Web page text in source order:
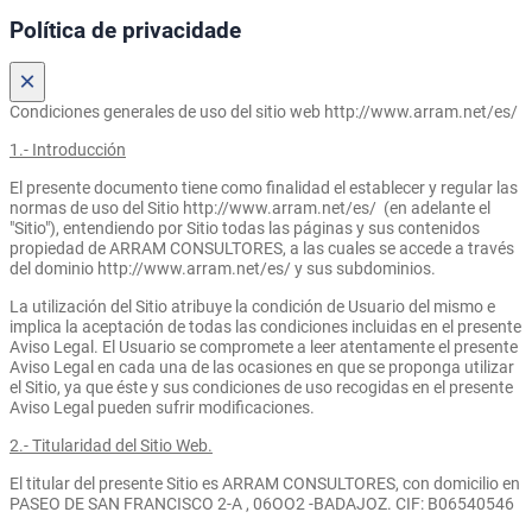
Política de privacidade
×
Condiciones generales de uso del sitio web http://www.arram.net/es/
1.- Introducción
El presente documento tiene como finalidad el establecer y regular las
normas de uso del Sitio http://www.arram.net/es/ (en adelante el
"Sitio"), entendiendo por Sitio todas las páginas y sus contenidos
propiedad de ARRAM CONSULTORES, a las cuales se accede a través
del dominio http://www.arram.net/es/ y sus subdominios.
La utilización del Sitio atribuye la condición de Usuario del mismo e
implica la aceptación de todas las condiciones incluidas en el presente
Aviso Legal. El Usuario se compromete a leer atentamente el presente
Aviso Legal en cada una de las ocasiones en que se proponga utilizar
el Sitio, ya que éste y sus condiciones de uso recogidas en el presente
Aviso Legal pueden sufrir modificaciones.
2.- Titularidad del Sitio Web.
El titular del presente Sitio es ARRAM CONSULTORES, con domicilio en
PASEO DE SAN FRANCISCO 2-A , 06OO2 -BADAJOZ. CIF: B06540546